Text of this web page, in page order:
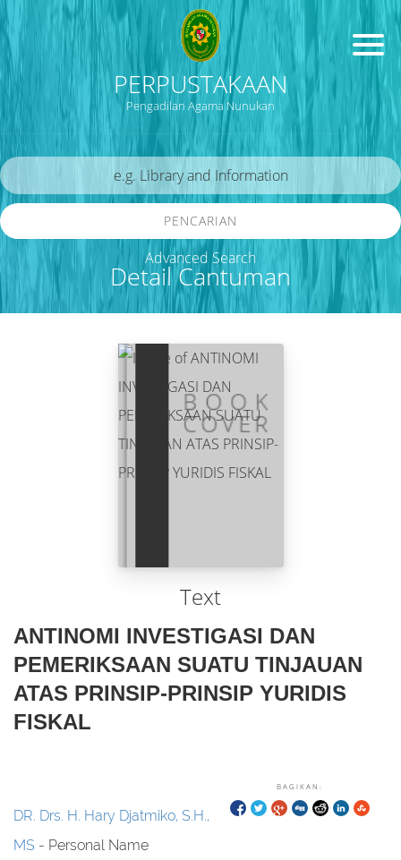
PERPUSTAKAAN
Pengadilan Agama Nunukan
Detail Cantuman
PENCARIAN
Advanced Search
Text
ANTINOMI INVESTIGASI DAN
PEMERIKSAAN SUATU TINJAUAN
ATAS PRINSIP-PRINSIP YURIDIS
FISKAL
BAGIKAN:
DR. Drs. H. Hary Djatmiko, S.H.,
MS - Personal Name